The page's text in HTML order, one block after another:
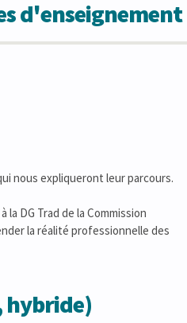
d'enseignement
nous expliqueront leur parcours.
DG Trad de la Commission
la réalité professionnelle des
hybride)